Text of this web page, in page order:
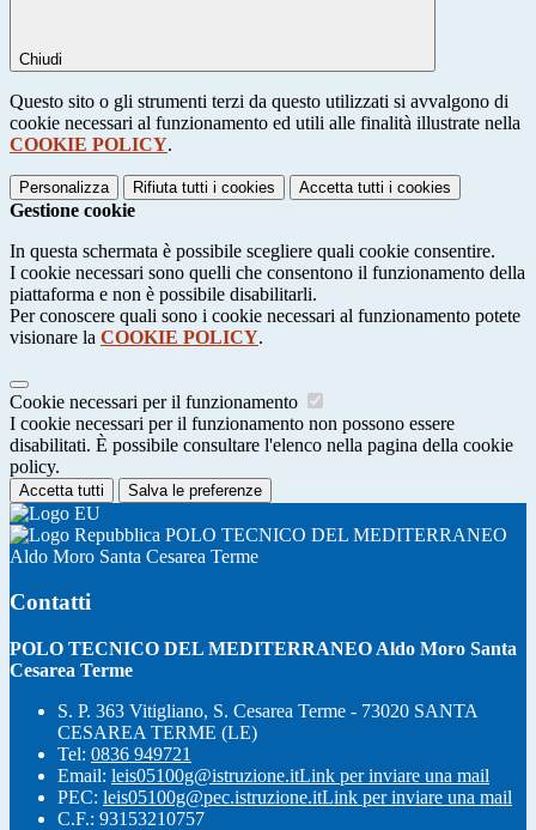
Chiudi
Questo sito o gli strumenti terzi da questo utilizzati si avvalgono di
cookie necessari al funzionamento ed utili alle finalità illustrate nella
COOKIE POLICY.
Personalizza Rifiuta tutti i cookies Accetta tutti i cookies
Gestione cookie
In questa schermata è possibile scegliere quali cookie consentire.
I cookie necessari sono quelli che consentono il funzionamento della
piattaforma e non è possibile disabilitarli.
Per conoscere quali sono i cookie necessari al funzionamento potete
visionare la COOKIE POLICY.
Cookie necessari per il funzionamento
I cookie necessari per il funzionamento non possono essere
disabilitati. È possibile consultare l'elenco nella pagina della cookie
policy.
Accetta tutti Salva le preferenze
POLO TECNICO DEL MEDITERRANEO
Aldo Moro Santa Cesarea Terme
Contatti
POLO TECNICO DEL MEDITERRANEO Aldo Moro Santa
Cesarea Terme
S. P. 363 Vitigliano, S. Cesarea Terme - 73020 SANTA
CESAREA TERME (LE)
Tel: 0836 949721
Email: leis05100g@istruzione.itLink per inviare una mail
PEC: leis05100g@pec.istruzione.itLink per inviare una mail
C.F.: 93153210757